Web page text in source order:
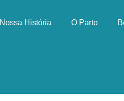
Nossa História O Parto